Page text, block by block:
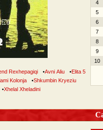
Rexhepagiqi •Avni Aliu •Elita 5
Kolonja •Shkumbin Kryeziu
•Xhelal Xheladini
4
5
6
7
8
9
10